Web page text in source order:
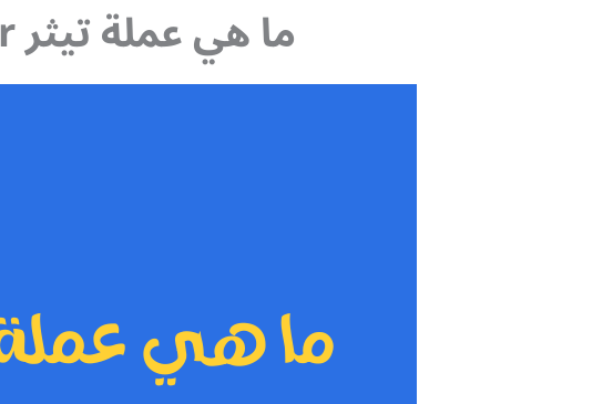
ما هي عملة تيثر Tether (المكافيء المشفر للدولار)